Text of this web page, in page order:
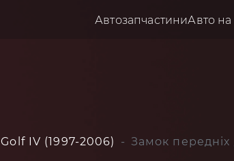
АвтозапчастиниАвто
Golf IV (1997-2006) Замок